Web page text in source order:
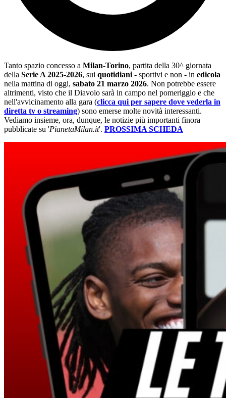
Tanto spazio concesso a Milan-Torino, partita della 30^ giornata
della Serie A 2025-2026, sui quotidiani - sportivi e non - in edicola
nella mattina di oggi, sabato 21 marzo 2026. Non potrebbe essere
altrimenti, visto che il Diavolo sarà in campo nel pomeriggio e che
nell'avvicinamento alla gara (clicca qui per sapere dove vederla in
diretta tv o streaming) sono emerse molte novità interessanti.
Vediamo insieme, ora, dunque, le notizie più importanti finora
pubblicate su 'PianetaMilan.it'. PROSSIMA SCHEDA